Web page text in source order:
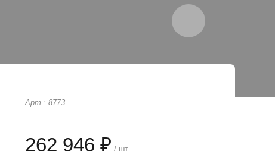
Арт.: 8773
262 946 ₽ / шт